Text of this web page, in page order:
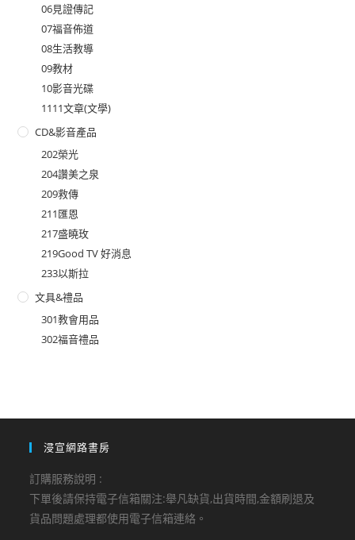
06見證傳記
07福音佈道
08生活教導
09教材
10影音光碟
1111文章(文學)
CD&影音產品
202榮光
204讚美之泉
209救傳
211匯恩
217盛曉玫
219Good TV 好消息
233以斯拉
文具&禮品
301教會用品
302福音禮品
浸宣網路書房
訂購服務說明 :
下單後請保持電子信箱關注:舉凡缺貨,出貨時間,金額刷退及
貨品問題處理都使用電子信箱連絡。